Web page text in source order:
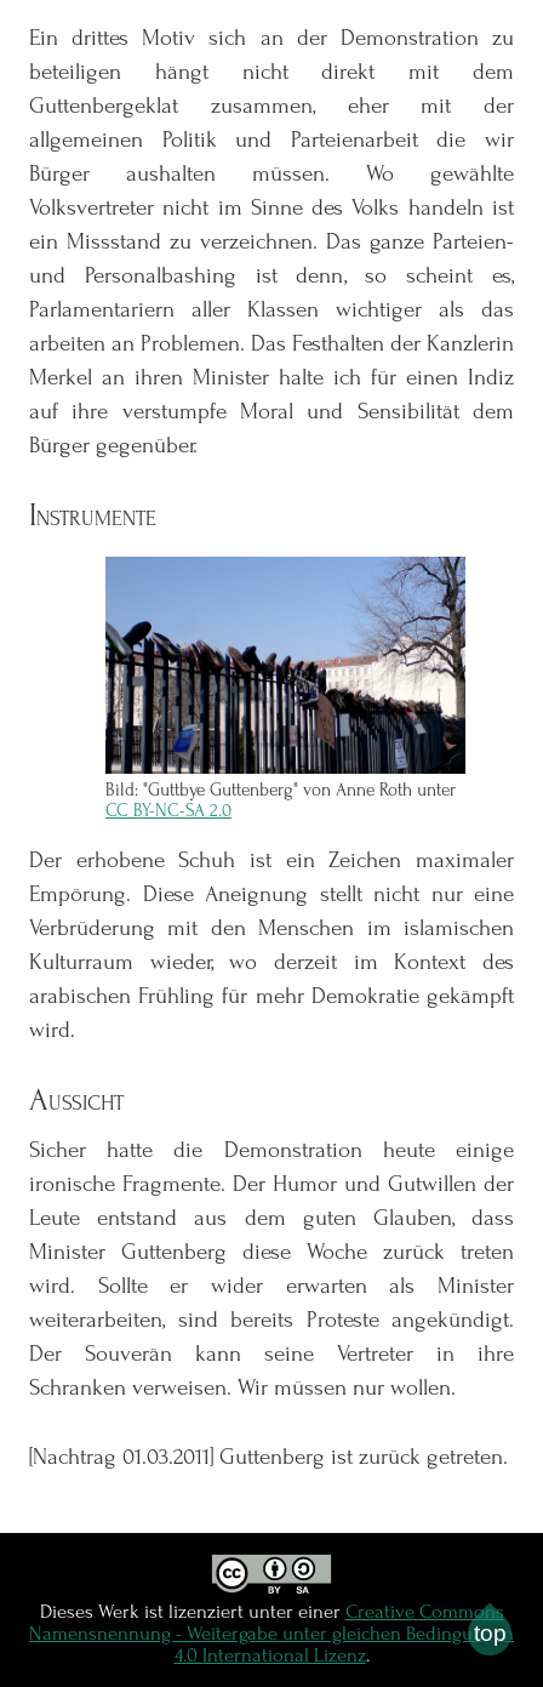
Ein drittes Motiv sich an der Demonstration zu
beteiligen hängt nicht direkt mit dem
Guttenbergeklat zusammen, eher mit der
allgemeinen Politik und Parteienarbeit die wir
Bürger aushalten müssen. Wo gewählte
Volksvertreter nicht im Sinne des Volks handeln ist
ein Missstand zu verzeichnen. Das ganze Parteien-
und Personalbashing ist denn, so scheint es,
Parlamentariern aller Klassen wichtiger als das
arbeiten an Problemen. Das Festhalten der Kanzlerin
Merkel an ihren Minister halte ich für einen Indiz
auf ihre verstumpfe Moral und Sensibilität dem
Bürger gegenüber.
Instrumente
Bild: "Guttbye Guttenberg" von Anne Roth unter
CC BY-NC-SA 2.0
Der erhobene Schuh ist ein Zeichen maximaler
Empörung. Diese Aneignung stellt nicht nur eine
Verbrüderung mit den Menschen im islamischen
Kulturraum wieder, wo derzeit im Kontext des
arabischen Frühling für mehr Demokratie gekämpft
wird.
Aussicht
Sicher hatte die Demonstration heute einige
ironische Fragmente. Der Humor und Gutwillen der
Leute entstand aus dem guten Glauben, dass
Minister Guttenberg diese Woche zurück treten
wird. Sollte er wider erwarten als Minister
weiterarbeiten, sind bereits Proteste angekündigt.
Der Souverän kann seine Vertreter in ihre
Schranken verweisen. Wir müssen nur wollen.
[Nachtrag 01.03.2011] Guttenberg ist zurück getreten.
top
Dieses Werk ist lizenziert unter einer Creative Commons
Namensnennung - Weitergabe unter gleichen Bedingungen
4.0 International Lizenz.